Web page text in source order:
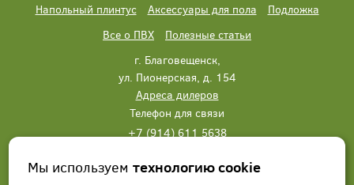
Напольный плинтус
Аксессуары для пола
Подложка
Все о ПВХ
Полезные статьи
г. Благовещенск,
ул. Пионерская, д. 154
Адреса дилеров
Телефон для связи
+7 (914) 611 5638
Написать нам Заказать звонок
Мы используемтехнологию cookie